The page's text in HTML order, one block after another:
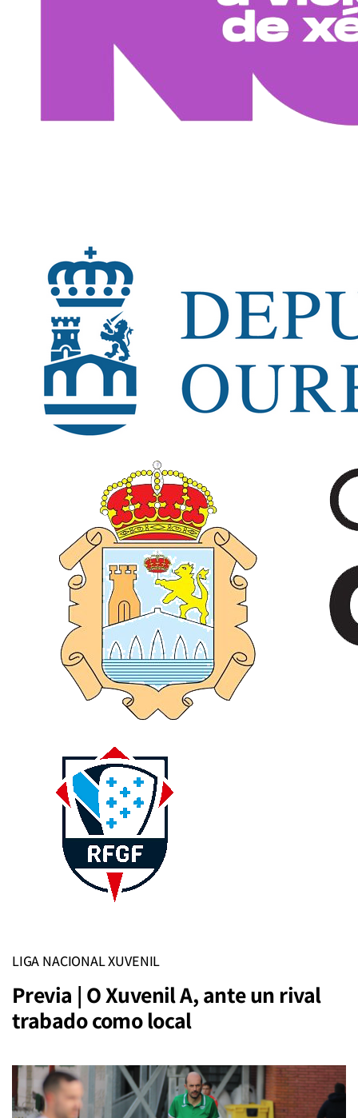
LIGA NACIONAL XUVENIL
Previa | O Xuvenil A, ante un rival
trabado como local